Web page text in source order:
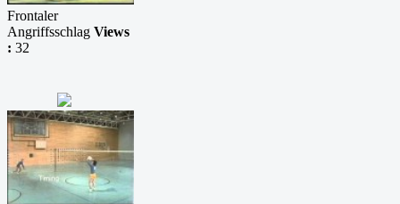
Frontaler
Angriffsschlag Views
: 32